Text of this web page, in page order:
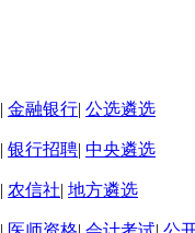
| 金融银行| 公选遴选
| 银行招聘| 中央遴选
| 农信社| 地方遴选